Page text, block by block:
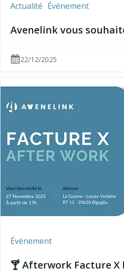
Actualité Évènement
Avenelink vous
22/12/2025
Évènement
🍸 Afterwork Facture X